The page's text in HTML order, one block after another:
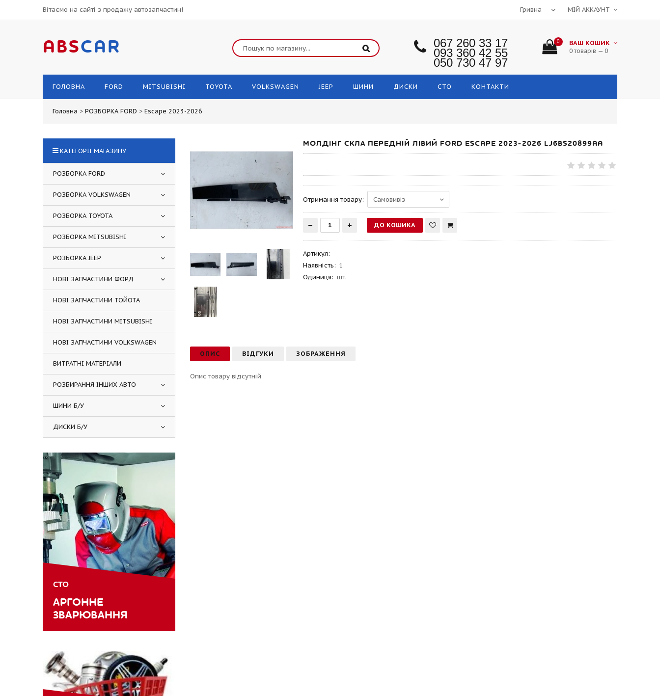
Вітаємо на сайті з продажу автозапчастин! МІЙ АККАУНТ
ABSCAR 067 260 33 17
093 360 42 55
050 730 47 97
0 ВАШ КОШИК
0 товарів — 0
ГОЛОВНА FORD MITSUBISHI TOYOTA VOLKSWAGEN JEEP ШИНИ ДИСКИ СТО КОНТАКТИ
Головна > РОЗБОРКА FORD > Escape 2023-2026
МОЛДІНГ СКЛА ПЕРЕДНІЙ ЛІВИЙ FORD ESCAPE 2023-2026 LJ6BS20899AA
Отримання товару:
Артикул:
Наявність: 1
Одиниця: шт.
ОПИС ВІДГУКИ ЗОБРАЖЕННЯ
Опис товару відсутній
КАТЕГОРІЇ МАГАЗИНУ
РОЗБОРКА FORD
РОЗБОРКА VOLKSWAGEN
РОЗБОРКА TOYOTA
РОЗБОРКА MITSUBISHI
РОЗБОРКА JEEP
НОВІ ЗАПЧАСТИНИ ФОРД
НОВІ ЗАПЧАСТИНИ ТОЙОТА
НОВІ ЗАПЧАСТИНИ MITSUBISHI
НОВІ ЗАПЧАСТИНИ VOLKSWAGEN
ВИТРАТНІ МАТЕРІАЛИ
РОЗБИРАННЯ ІНШИХ АВТО
ШИНИ Б/У
ДИСКИ Б/У
СТО
АРГОННЕ
ЗВАРЮВАННЯ